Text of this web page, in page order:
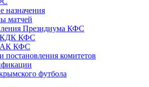
назначения
матчей
Президиума КФС
КДК КФС
АК КФС
постановления комитетов
футбола